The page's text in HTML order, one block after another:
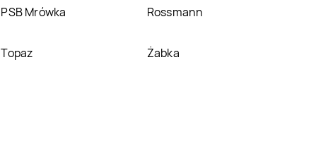
PSB Mrówka Rossmann
Topaz Żabka